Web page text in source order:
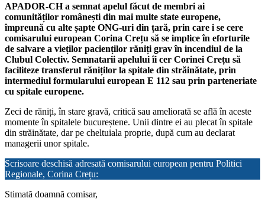
APADOR-CH a semnat apelul făcut de membri ai
comunităților românești din mai multe state europene,
împreună cu alte șapte ONG-uri din țară, prin care i se cere
comisarului european Corina Crețu să se implice în eforturile
de salvare a vieților pacienților răniți grav în incendiul de la
Clubul Colectiv. Semnatarii apelului îi cer Corinei Crețu să
faciliteze transferul răniților la spitale din străinătate, prin
intermediul formularului european E 112 sau prin parteneriate
cu spitale europene.
Zeci de răniți, în stare gravă, critică sau ameliorată se află în aceste
momente în spitalele bucureștene. Unii dintre ei au plecat în spitale
din străinătate, dar pe cheltuiala proprie, după cum au declarat
managerii unor spitale.
Scrisoare deschisă adresată comisarului european pentru Politici
Regionale, Corina Crețu:
Stimată doamnă comisar,